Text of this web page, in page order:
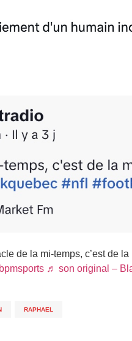
de la mi-temps, c’est de la
♬ son original –
RAPHAEL